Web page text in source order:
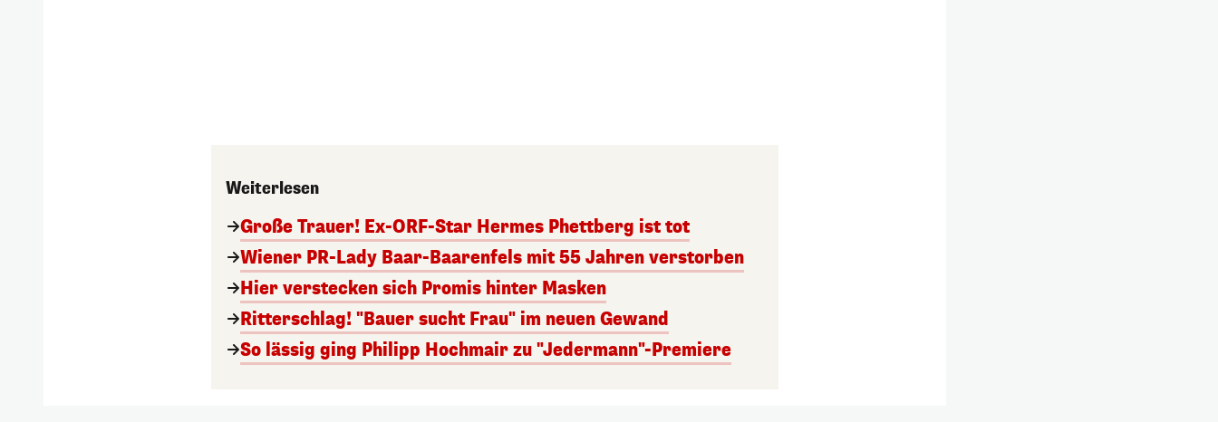
Weiterlesen
Große Trauer! Ex-ORF-Star Hermes Phettberg ist tot
Wiener PR-Lady Baar-Baarenfels mit 55 Jahren verstorben
Hier verstecken sich Promis hinter Masken
Ritterschlag! "Bauer sucht Frau" im neuen Gewand
So lässig ging Philipp Hochmair zu "Jedermann"-Premiere